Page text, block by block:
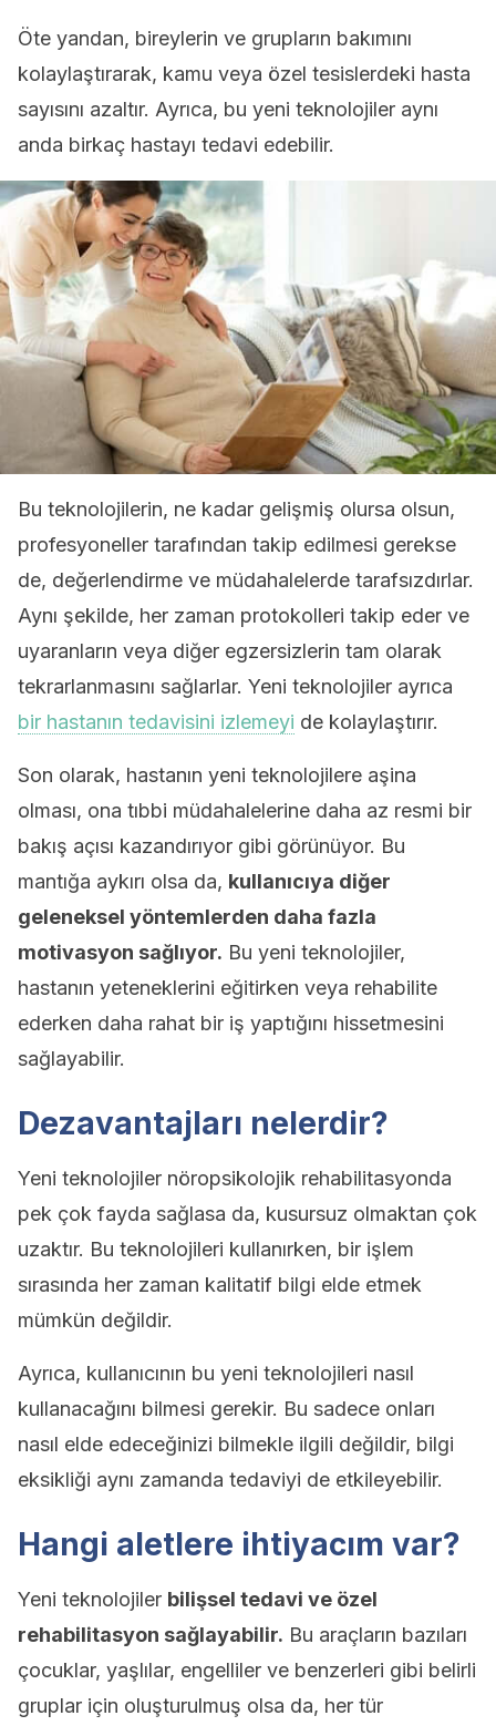
Öte yandan, bireylerin ve grupların bakımını
kolaylaştırarak, kamu veya özel tesislerdeki hasta
sayısını azaltır. Ayrıca, bu yeni teknolojiler aynı
anda birkaç hastayı tedavi edebilir.
Bu teknolojilerin, ne kadar gelişmiş olursa olsun,
profesyoneller tarafından takip edilmesi gerekse
de, değerlendirme ve müdahalelerde tarafsızdırlar.
Aynı şekilde, her zaman protokolleri takip eder ve
uyaranların veya diğer egzersizlerin tam olarak
tekrarlanmasını sağlarlar. Yeni teknolojiler ayrıca
bir hastanın tedavisini izlemeyi de kolaylaştırır.
Son olarak, hastanın yeni teknolojilere aşina
olması, ona tıbbi müdahalelerine daha az resmi bir
bakış açısı kazandırıyor gibi görünüyor. Bu
mantığa aykırı olsa da, kullanıcıya diğer
geleneksel yöntemlerden daha fazla
motivasyon sağlıyor. Bu yeni teknolojiler,
hastanın yeteneklerini eğitirken veya rehabilite
ederken daha rahat bir iş yaptığını hissetmesini
sağlayabilir.
Dezavantajları nelerdir?
Yeni teknolojiler nöropsikolojik rehabilitasyonda
pek çok fayda sağlasa da, kusursuz olmaktan çok
uzaktır. Bu teknolojileri kullanırken, bir işlem
sırasında her zaman kalitatif bilgi elde etmek
mümkün değildir.
Ayrıca, kullanıcının bu yeni teknolojileri nasıl
kullanacağını bilmesi gerekir. Bu sadece onları
nasıl elde edeceğinizi bilmekle ilgili değildir, bilgi
eksikliği aynı zamanda tedaviyi de etkileyebilir.
Hangi aletlere ihtiyacım var?
Yeni teknolojiler bilişsel tedavi ve özel
rehabilitasyon sağlayabilir. Bu araçların bazıları
çocuklar, yaşlılar, engelliler ve benzerleri gibi belirli
gruplar için oluşturulmuş olsa da, her tür